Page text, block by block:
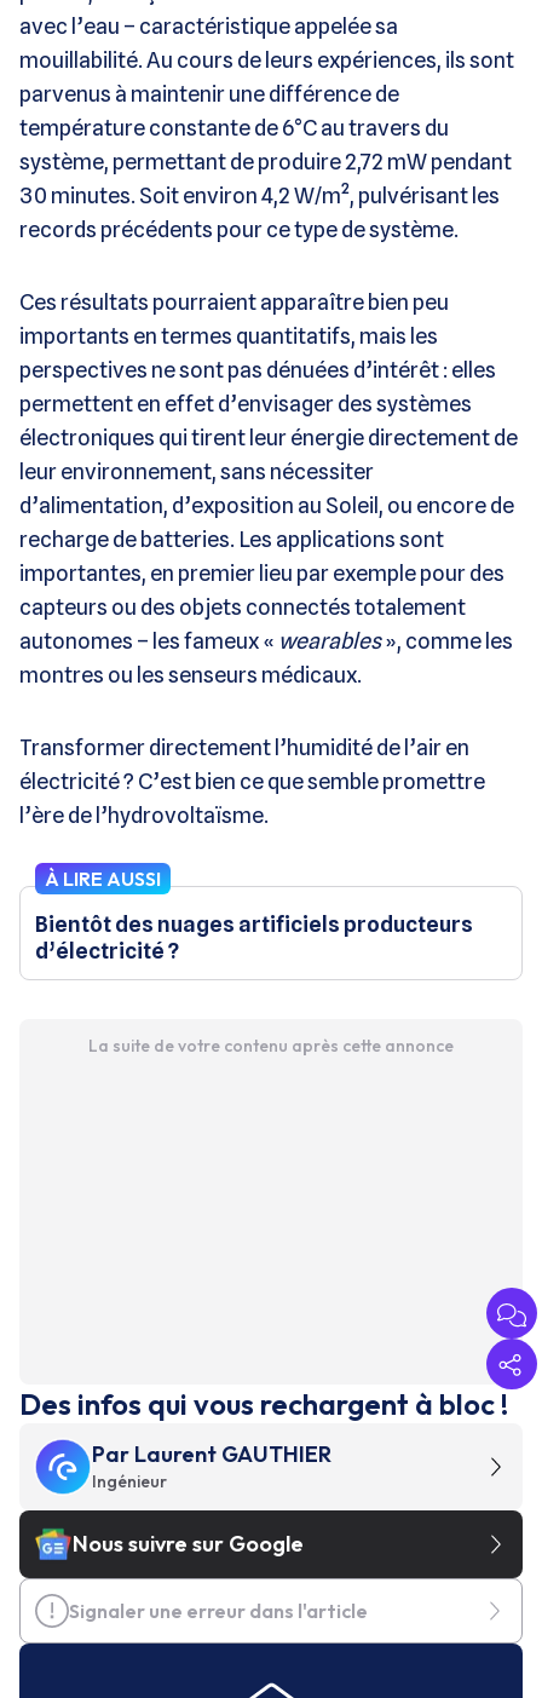
avec l’eau – caractéristique appelée sa
mouillabilité. Au cours de leurs expériences, ils sont
parvenus à maintenir une différence de
température constante de 6°C au travers du
système, permettant de produire 2,72 mW pendant
30 minutes. Soit environ 4,2 W/m², pulvérisant les
records précédents pour ce type de système.
Ces résultats pourraient apparaître bien peu
importants en termes quantitatifs, mais les
perspectives ne sont pas dénuées d’intérêt : elles
permettent en effet d’envisager des systèmes
électroniques qui tirent leur énergie directement de
leur environnement, sans nécessiter
d’alimentation, d’exposition au Soleil, ou encore de
recharge de batteries. Les applications sont
importantes, en premier lieu par exemple pour des
capteurs ou des objets connectés totalement
autonomes – les fameux « wearables», comme les
montres ou les senseurs médicaux.
Transformer directement l’humidité de l’air en
électricité ? C’est bien ce que semble promettre
l’ère de l’hydrovoltaïsme.
À LIRE AUSSI
Bientôt des nuages artificiels producteurs
d’électricité ?
La suite de votre contenu après cette annonce
Des infos qui vous rechargent à bloc !
Par Laurent GAUTHIER
Ingénieur
Nous suivre sur Google
Signaler une erreur dans l'article